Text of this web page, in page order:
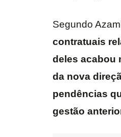
Segundo
contratuais
deles acabou
da nova
pendências
gestão